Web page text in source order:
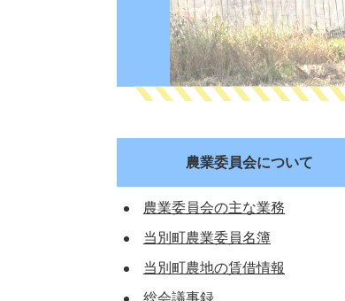
農業委員会について
農業委員会の主な業務
当別町農業委員名簿
当別町農地の賃借情報
総会議事録